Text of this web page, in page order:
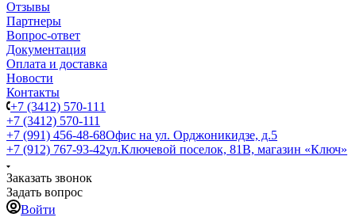
Отзывы
Партнеры
Вопрос-ответ
Документация
Оплата и доставка
Новости
Контакты
+7 (3412) 570-111
+7 (3412) 570-111
+7 (991) 456-48-68Офис на ул. Орджоникидзе, д.5
+7 (912) 767-93-42ул.Ключевой поселок, 81В, магазин «Ключ»
Заказать звонок
Задать вопрос
Войти